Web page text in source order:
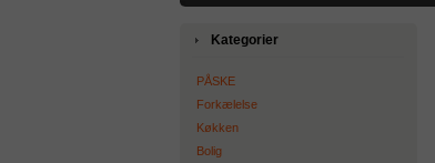
Kategorier
PÅSKE
Forkælelse
Køkken
Bolig